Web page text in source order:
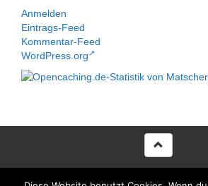
Anmelden
Eintrags-Feed
Kommentar-Feed
WordPress.org
Proudly powered by WordPress |Theme